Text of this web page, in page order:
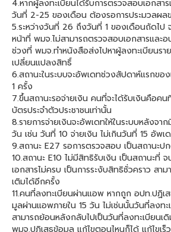
4.หากผู้ลงทะเบียนได้รับการตรวจสอบเอกสา
วันที่ 2-25 ของเดือน ต้องรอการประมวลผล
5.ระหว่างวันที่ 26 ถึงวันที่ 1 ของเดือนถัดไป
หน้าที่ พมจ.ไม่สามารถตรวจสอบเอกสารและ
ช่วงที่ พมจ.ทำหนังสือส่งไปหาผู้ลงทะเบียนร
เปลี่ยนแปลงสิทธิ์
6.สถานะในระบบจะอัพเดทช่วงสัปดาห์แรกข
1 ครั้ง
7.ขึ้นสถานะรอจ่ายเงิน คนที่จะได้รับเงินคือค
บัตรประจำตัวประชาชนเท่านั้น
8.รายการจ่ายเงินจะอัพเดทให้ในระบบหลังจาก
วัน เช่น วันที่ 10 จ่ายเงิน ไม่เกินวันที่ 15 อัพเ
9.สถานะ E27 รอการตรวจสอบ เป็นสถานะป
10.สถานะ E10 ไม่มีสิทธิรับเงิน เป็นสถานะที่
เอกสารไม่ครบ เป็นการระงับสิทธิชั่วคราว สา
เติมได้อีกครั้ง
11.คนที่ลงทะเบียนผ่านแอพ หากถูก อปท.ปฏิเส
มูลผ่านแอพภายใน 15 วัน ไม่เช่นนั้นวันที่ลงทะ
สามารถย้อนหลังกลับไปเป็นวันที่ลงทะเบียนเ
พมจ.ปฏิเสธข้อมูล แก้ไขตอนไหนก็ได้ แก้ไขเร็ว